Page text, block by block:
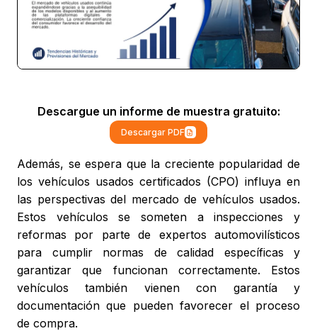
Descargue un informe de muestra gratuito:
Descargar PDF
Además, se espera que la creciente popularidad de
los vehículos usados certificados (CPO) influya en
las perspectivas del mercado de vehículos usados.
Estos vehículos se someten a inspecciones y
reformas por parte de expertos automovilísticos
para cumplir normas de calidad específicas y
garantizar que funcionan correctamente. Estos
vehículos también vienen con garantía y
documentación que pueden favorecer el proceso
de compra.